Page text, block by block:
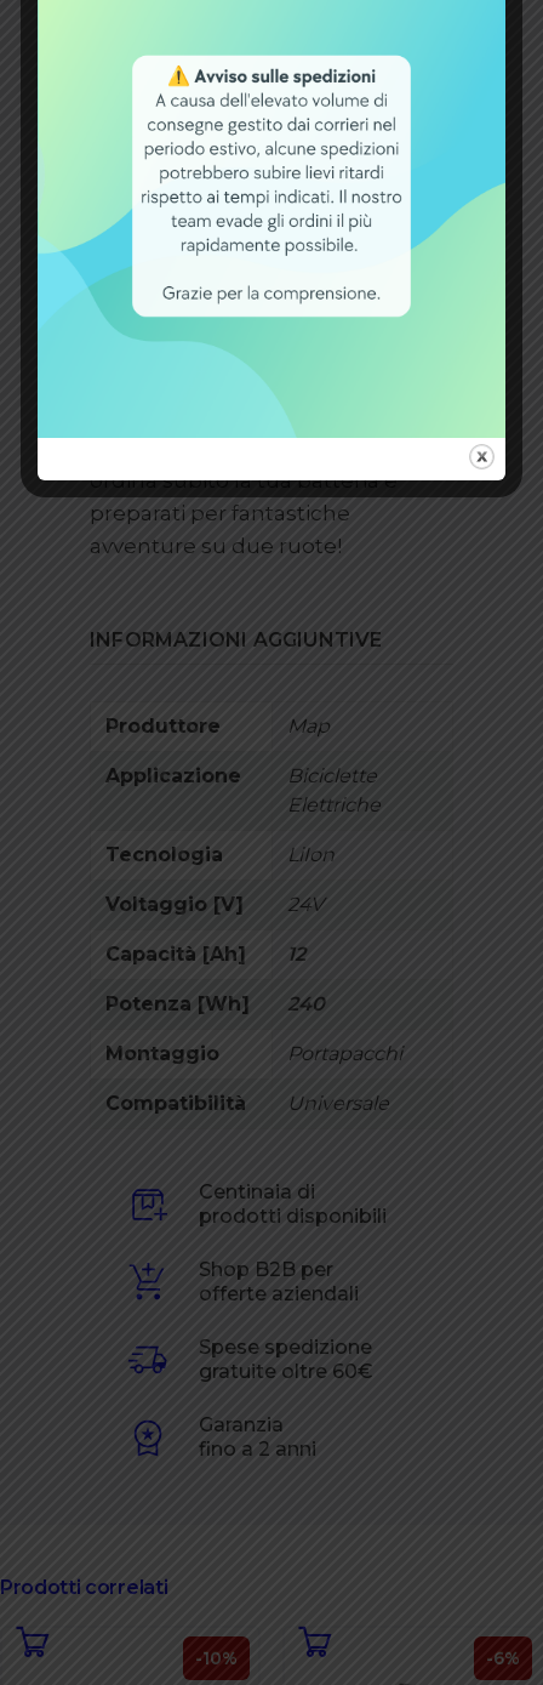
Che tu stia cercando di esplorare
la città, raggiungere il tuo posto di
lavoro o semplicemente divertirti
nel tempo libero, questa batteria
sarà il tuo compagno di viaggio
ideale.
Scegli la
batteria per e-bike al litio
24v 10ah h24v10con
caricabatterie incluso e inizia a
vivere una nuova esperienza di
mobilità sostenibile. Non lasciarti
ordina subito la tua batteria e
preparati per fantastiche
avventure su due ruote!
INFORMAZIONI AGGIUNTIVE
Produttore Map
Applicazione
Biciclette
Elettriche
Tecnologia LiIon
Voltaggio [V] 24V
Capacità [Ah] 12
Potenza [Wh] 240
Montaggio Portapacchi
Compatibilità Universale
Centinaia di
prodotti disponibili
Shop B2B per
offerte aziendali
Spese spedizione
gratuite oltre 60€
Garanzia
fino a 2 anni
Prodotti correlati
-10% -6%